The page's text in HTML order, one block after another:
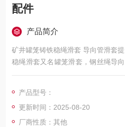
配件
产品简介
矿井罐笼铸铁稳绳滑套 导向管滑套
稳绳滑套又名罐笼滑套，钢丝绳导
滑套、尼龙滑套、四氟树脂滑套、
损罐道，是矿山生产的配件产品。
种规格
产品型号：
更新时间：2025-08-20
厂商性质：其他